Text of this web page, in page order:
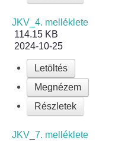
Amatőr Színjátszó
Múló Évek
Katolikus Egyház
Bölcskei Borbarát
JKV_4. melléklete
114.15 KB
2024-10-25
Letöltés
Megnézem
Részletek
JKV_7. melléklete